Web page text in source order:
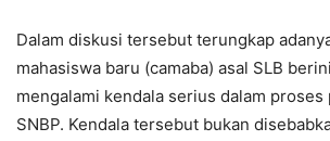
Dalam diskusi tersebut terungkap
mahasiswa baru (camaba) asal SLB
mengalami kendala serius dalam proses
SNBP. Kendala tersebut bukan